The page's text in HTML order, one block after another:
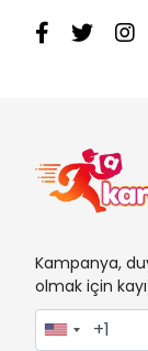
Kampanya,
olmak için